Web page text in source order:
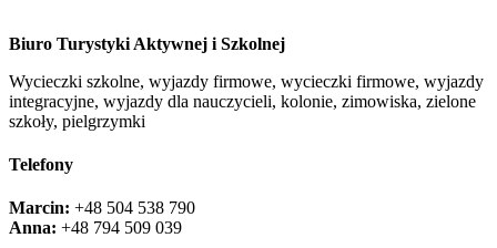
Biuro Turystyki Aktywnej i Szkolnej
Wycieczki szkolne, wyjazdy firmowe, wycieczki firmowe, wyjazdy
integracyjne, wyjazdy dla nauczycieli, kolonie, zimowiska, zielone
szkoły, pielgrzymki
Telefony
Marcin: +48 504 538 790
Anna: +48 ‭794 509 039‬